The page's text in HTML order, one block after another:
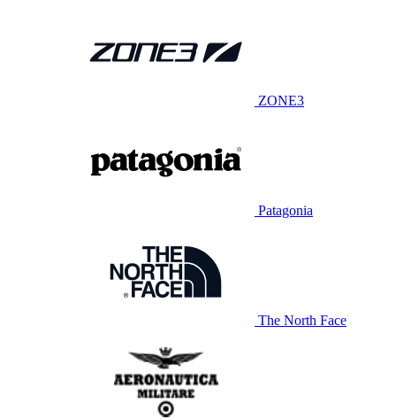
ZONE3
Patagonia
The North Face